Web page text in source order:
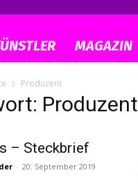
MAGAZIN
Produzent
Produzent
– Steckbrief
- 20. September 2019